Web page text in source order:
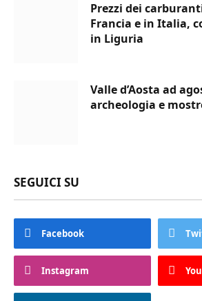
Prezzi dei
Francia e in Italia,
in Liguria
Valle d’Aosta ad
archeologia e
SEGUICI SU
Facebook
Instagram